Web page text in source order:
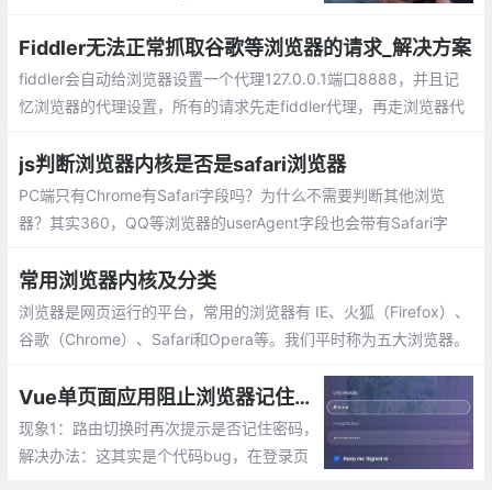
设为首页的方法;Firefox火狐浏览器设为首页
的方法
Fiddler无法正常抓取谷歌等浏览器的请求_解决方案
fiddler会自动给浏览器设置一个代理127.0.0.1端口8888，并且记
忆浏览器的代理设置，所有的请求先走fiddler代理，再走浏览器代
统代理选项。即可解决问题。
js判断浏览器内核是否是safari浏览器
PC端只有Chrome有Safari字段吗？为什么不需要判断其他浏览
器？其实360，QQ等浏览器的userAgent字段也会带有Safari字
me字段。
常用浏览器内核及分类
浏览器是网页运行的平台，常用的浏览器有 IE、火狐（Firefox）、
谷歌（Chrome）、Safari和Opera等。我们平时称为五大浏览器。
Vue单页面应用阻止浏览器记住密码
现象1：路由切换时再次提示是否记住密码，
解决办法：这其实是个代码bug，在登录页